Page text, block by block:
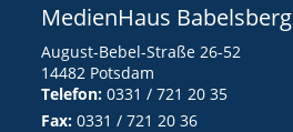
MedienHaus Babelsberg
August-Bebel-Straße 26-52
14482 Potsdam
Telefon: 0331 / 721 20 35
Fax: 0331 / 721 20 36